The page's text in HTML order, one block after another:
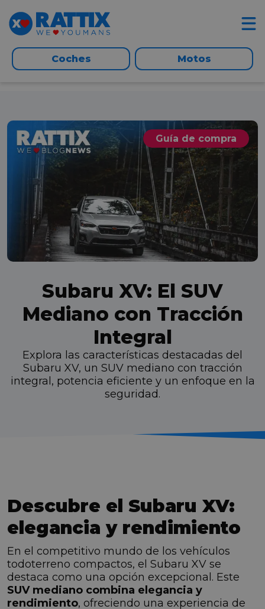
Coches Motos
Guía de compra
Subaru XV: El SUV
Mediano con Tracción
Integral
Explora las características destacadas del
Subaru XV, un SUV mediano con tracción
integral, potencia eficiente y un enfoque en la
seguridad.
Descubre el Subaru XV:
elegancia y rendimiento
En el competitivo mundo de los vehículos
todoterreno compactos, el Subaru XV se
destaca como una opción excepcional. Este
SUV mediano combina elegancia y
rendimiento, ofreciendo una experiencia de